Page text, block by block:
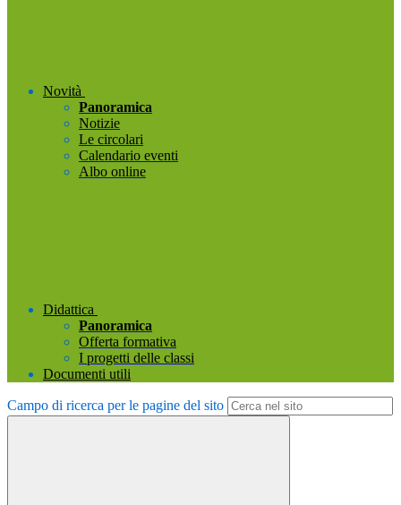
Novità
Panoramica
Notizie
Le circolari
Calendario eventi
Albo online
Didattica
Panoramica
Offerta formativa
I progetti delle classi
Documenti utili
Campo di ricerca per le pagine del sito